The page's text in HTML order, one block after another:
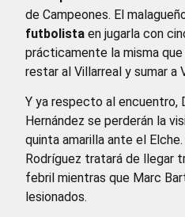
de Campeones. El
futbolista en jugarla con
prácticamente la misma
restar al Villarreal y sumar a
Y ya respecto al encuentro,
Hernández se perderán la
quinta amarilla ante el
Rodríguez tratará de llegar
febril mientras que Marc
lesionados.